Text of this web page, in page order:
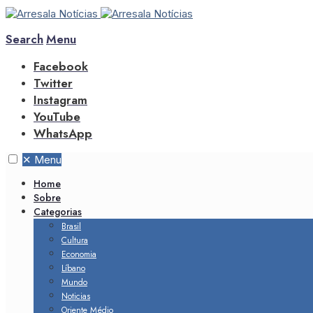
SearchMenu
Facebook
Twitter
Instagram
YouTube
WhatsApp
✕ Menu
Home
Sobre
Categorias
Brasil
Cultura
Economia
Líbano
Mundo
Noticias
Oriente Médio